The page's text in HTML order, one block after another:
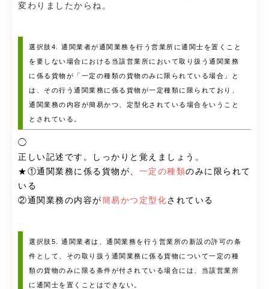
変わりましたからね。
選択肢4. 通関業者が通関業務を行う営業所に通関士を置くこと
を要しない場合における当該営業所において取り扱う通関業務
に係る貨物が「一定の種類の貨物のみに限られている場合」と
は、その行う通関業務に係る貨物が一定種類に限られており、
通関業務の内容が簡易かつ、定型化されている場合をいうこと
とされている。
◯
正しい記述です。しっかりと覚えましょう。
★①通関業務に係る貨物が、 一定の種類のみに限られて
いる
②通関業務の内容が簡易かつ定型化されている
選択肢5. 通関業者は、通関業務を行う営業所の新設の許可の条
件として、その取り扱う通関業務に係る貨物について一定の種
類の貨物のみに限る条件が付されている場合には、当該営業所
に通関士を置くことはできない。